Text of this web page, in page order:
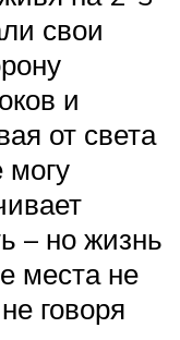
свои
и
от света
могу
– но жизнь
места не
говоря